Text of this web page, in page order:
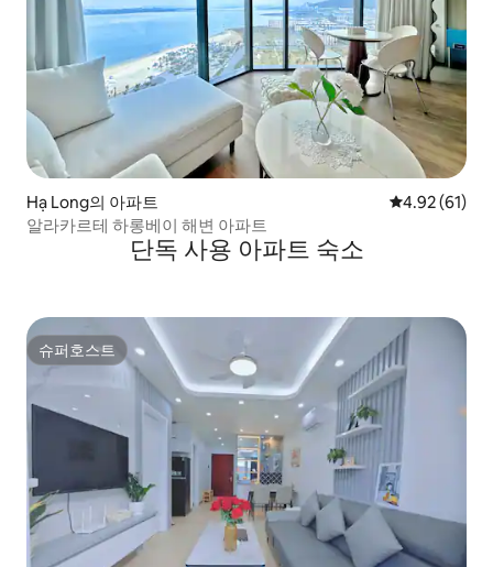
Hạ Long의 아파트 평점 4.92점
4.92 (61)
알라카르테 하롱베이 해변 아파트
단독 사용 아파트 숙소
슈퍼호스트
슈퍼호스트